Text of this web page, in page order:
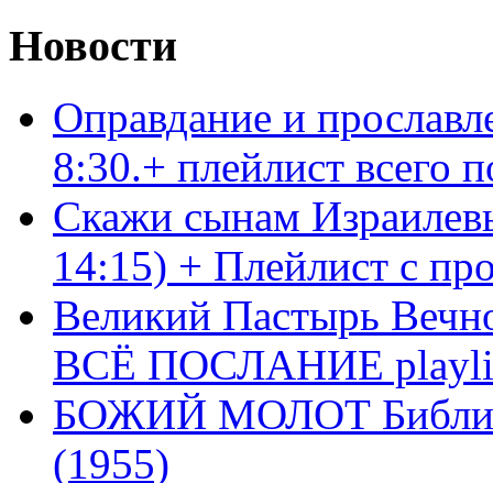
Новости
Оправдание и
8:30.+ плейлист
Скажи сынам
14:15) + Плейлист с
Великий Пастырь
ВСЁ ПОСЛАНИЕ
БОЖИЙ МОЛОТ Библия
(1955)